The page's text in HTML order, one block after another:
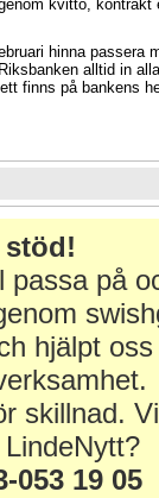
kvitto, kontrakt
hinna passera
alltid in
finns på bankens
stöd!
passa på
hjälpt
skillnad.
053 19 05